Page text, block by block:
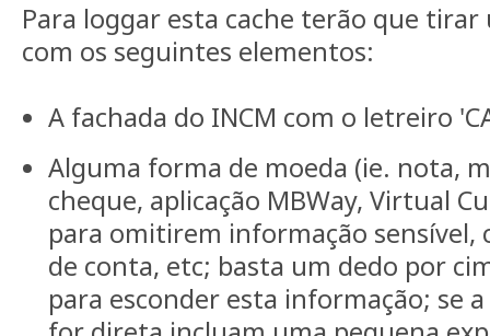
Para loggar esta cache terão que
com os seguintes elementos:
A fachada do INCM com o letreiro
Alguma forma de moeda (ie. nota,
cheque, aplicação MBWay, Virtual
para omitirem informação sensível,
de conta, etc; basta um dedo por
para esconder esta informação; se